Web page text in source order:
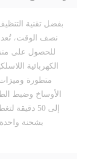
للحصول على
الكهربائية
متطورة
الأوساخ وضبط
بشحنة